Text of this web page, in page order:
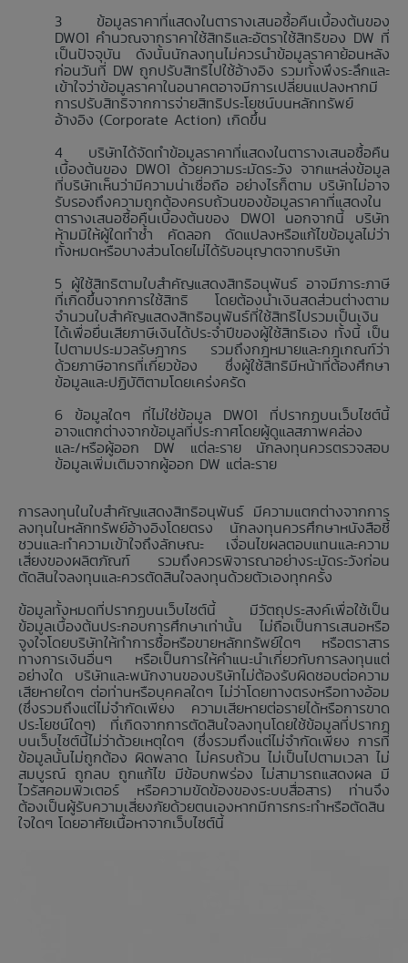
ข้อมูลราคาที่แสดงในตารางเสนอซื้อคืนเบื้องต้นของ
DW01 คำนวณจากราคาใช้สิทธิและอัตราใช้สิทธิของ DW ที่
เป็นปัจจุบัน ดังนั้นนักลงทุนไม่ควรนำข้อมูลราคาย้อนหลัง
ก่อนวันที่ DW ถูกปรับสิทธิไปใช้อ้างอิง รวมทั้งพึงระลึกและ
เข้าใจว่าข้อมูลราคาในอนาคตอาจมีการเปลี่ยนแปลงหากมี
การปรับสิทธิจากการจ่ายสิทธิประโยชน์บนหลักทรัพย์
อ้างอิง (Corporate Action) เกิดขึ้น
บริษัทได้จัดทำข้อมูลราคาที่แสดงในตารางเสนอซื้อคืน
เบื้องต้นของ DW01 ด้วยความระมัดระวัง จากแหล่งข้อมูล
ที่บริษัทเห็นว่ามีความน่าเชื่อถือ อย่างไรก็ตาม บริษัทไม่อาจ
รับรองถึงความถูกต้องครบถ้วนของข้อมูลราคาที่แสดงใน
ตารางเสนอซื้อคืนเบื้องต้นของ DW01 นอกจากนี้ บริษัท
ห้ามมิให้ผู้ใดทำซ้ำ คัดลอก ดัดแปลงหรือแก้ไขข้อมูลไม่ว่า
ทั้งหมดหรือบางส่วนโดยไม่ได้รับอนุญาตจากบริษัท
ผู้ใช้สิทธิตามใบสำคัญแสดงสิทธิอนุพันธ์ อาจมีภาระภาษี
ที่เกิดขึ้นจากการใช้สิทธิ โดยต้องนำเงินสดส่วนต่างตาม
จำนวนใบสำคัญแสดงสิทธิอนุพันธ์ที่ใช้สิทธิไปรวมเป็นเงิน
ได้เพื่อยื่นเสียภาษีเงินได้ประจำปีของผู้ใช้สิทธิเอง ทั้งนี้ เป็น
ไปตามประมวลรัษฎากร รวมถึงกฎหมายและกฎเกณฑ์ว่า
ด้วยภาษีอากรที่เกี่ยวข้อง ซึ่งผู้ใช้สิทธิมีหน้าที่ต้องศึกษา
ข้อมูลและปฏิบัติตามโดยเคร่งครัด
ข้อมูลใดๆ ที่ไม่ใช่ข้อมูล DW01 ที่ปรากฏบนเว็บไซต์นี้
อาจแตกต่างจากข้อมูลที่ประกาศโดยผู้ดูแลสภาพคล่อง
และ/หรือผู้ออก DW แต่ละราย นักลงทุนควรตรวจสอบ
ข้อมูลเพิ่มเติมจากผู้ออก DW แต่ละราย
การลงทุนในใบสำคัญแสดงสิทธิอนุพันธ์ มีความแตกต่างจากการ
ลงทุนในหลักทรัพย์อ้างอิงโดยตรง นักลงทุนควรศึกษาหนังสือชี้
ชวนและทำความเข้าใจถึงลักษณะ เงื่อนไขผลตอบแทนและความ
เสี่ยงของผลิตภัณฑ์ รวมถึงควรพิจารณาอย่างระมัดระวังก่อน
ตัดสินใจลงทุนและควรตัดสินใจลงทุนด้วยตัวเองทุกครั้ง
ข้อมูลทั้งหมดที่ปรากฏบนเว็บไซต์นี้ มีวัตถุประสงค์เพื่อใช้เป็น
ข้อมูลเบื้องต้นประกอบการศึกษาเท่านั้น ไม่ถือเป็นการเสนอหรือ
จูงใจโดยบริษัทให้ทำการซื้อหรือขายหลักทรัพย์ใดๆ หรือตราสาร
ทางการเงินอื่นๆ หรือเป็นการให้คำแนะนำเกี่ยวกับการลงทุนแต่
อย่างใด บริษัทและพนักงานของบริษัทไม่ต้องรับผิดชอบต่อความ
เสียหายใดๆ ต่อท่านหรือบุคคลใดๆ ไม่ว่าโดยทางตรงหรือทางอ้อม
(ซึ่งรวมถึงแต่ไม่จำกัดเพียง ความเสียหายต่อรายได้หรือการขาด
ประโยชน์ใดๆ) ที่เกิดจากการตัดสินใจลงทุนโดยใช้ข้อมูลที่ปรากฏ
บนเว็บไซต์นี้ไม่ว่าด้วยเหตุใดๆ (ซึ่งรวมถึงแต่ไม่จำกัดเพียง การที่
ข้อมูลนั้นไม่ถูกต้อง ผิดพลาด ไม่ครบถ้วน ไม่เป็นไปตามเวลา ไม่
สมบูรณ์ ถูกลบ ถูกแก้ไข มีข้อบกพร่อง ไม่สามารถแสดงผล มี
ไวรัสคอมพิวเตอร์ หรือความขัดข้องของระบบสื่อสาร) ท่านจึง
ต้องเป็นผู้รับความเสี่ยงภัยด้วยตนเองหากมีการกระทำหรือตัดสิน
ใจใดๆ โดยอาศัยเนื้อหาจากเว็บไซต์นี้